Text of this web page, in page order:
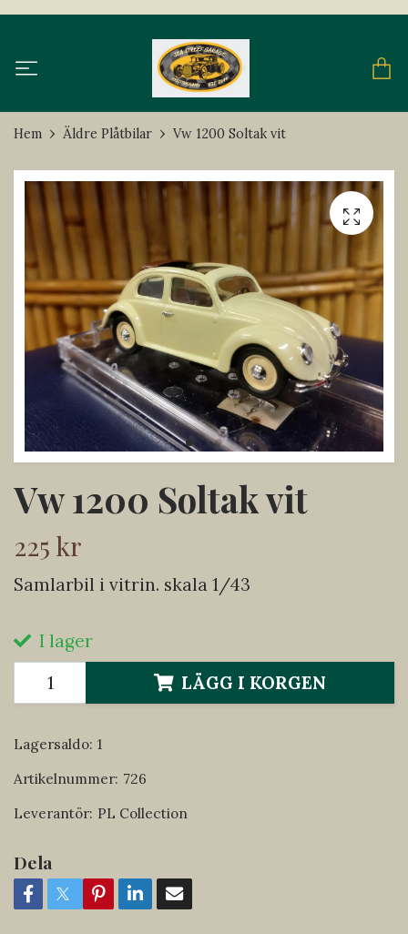
Hem Äldre Plåtbilar Vw 1200 Soltak vit
Vw 1200 Soltak vit
225 kr
Samlarbil i vitrin. skala 1/43
I lager
LÄGG I KORGEN
Lagersaldo: 1
Artikelnummer: 726
Leverantör: PL Collection
Dela